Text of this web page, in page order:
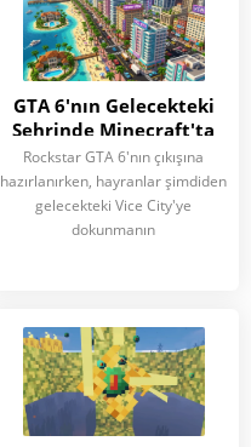
GTA 6'nın Gelecekteki
Şehrinde Minecraft'ta
Gezen Hayranlar
Rockstar GTA 6'nın çıkışına
hazırlanırken, hayranlar şimdiden
gelecekteki Vice City'ye
dokunmanın